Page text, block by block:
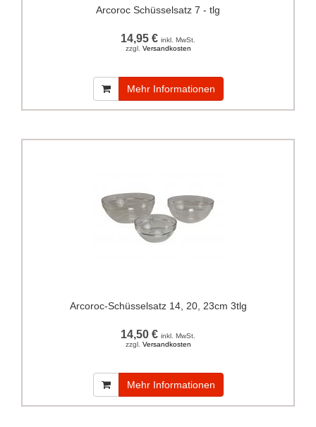
Arcoroc Schüsselsatz 7 - tlg
14,95 € inkl. MwSt.
zzgl. Versandkosten
Mehr Informationen
Arcoroc-Schüsselsatz 14, 20, 23cm 3tlg
14,50 € inkl. MwSt.
zzgl. Versandkosten
Mehr Informationen